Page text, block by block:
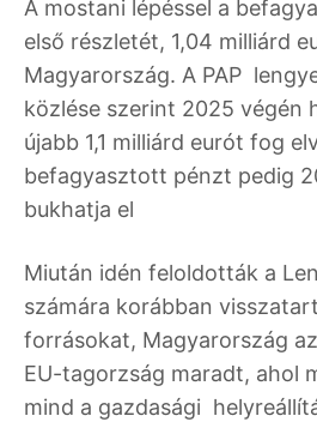
A mostani lépéssel a
első részletét, 1,04 milliárd
Magyarország. A PAP
közlése szerint 2025 végén
újabb 1,1 milliárd eurót fog
befagyasztott pénzt pedig
bukhatja el
Miután idén feloldották a
számára korábban
forrásokat, Magyarország
EU-tagorzság maradt, ahol
mind a gazdasági